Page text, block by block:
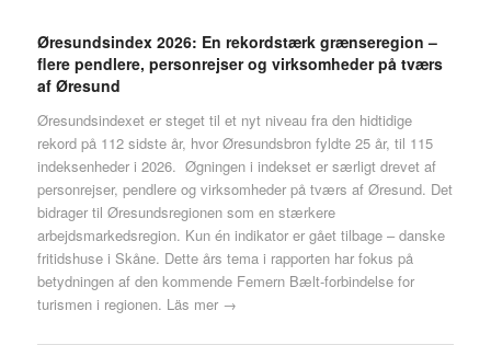
Øresundsindex 2026: En rekordstærk grænseregion –
flere pendlere, personrejser og virksomheder på tværs
af Øresund
Øresundsindexet er steget til et nyt niveau fra den hidtidige
rekord på 112 sidste år, hvor Øresundsbron fyldte 25 år, til 115
indeksenheder i 2026. Øgningen i indekset er særligt drevet af
personrejser, pendlere og virksomheder på tværs af Øresund. Det
bidrager til Øresundsregionen som en stærkere
arbejdsmarkedsregion. Kun én indikator er gået tilbage – danske
fritidshuse i Skåne. Dette års tema i rapporten har fokus på
betydningen af den kommende Femern Bælt-forbindelse for
turismen i regionen. Läs mer →